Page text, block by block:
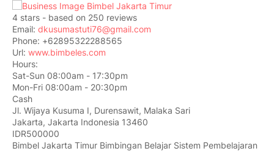
4 stars - based on 250 reviews
Email: dkusumastuti76@gmail.com
Phone: +62895322288565
Url: www.bimbeles.com
Hours:
Sat-Sun 08:00am - 17:30pm
Mon-Fri 08:00am - 20:30pm
Cash
Jl. Wijaya Kusuma I, Durensawit, Malaka Sari
Jakarta, Jakarta Indonesia 13460
IDR500000
Bimbel Jakarta Timur Bimbingan Belajar Sistem Pembelajaran